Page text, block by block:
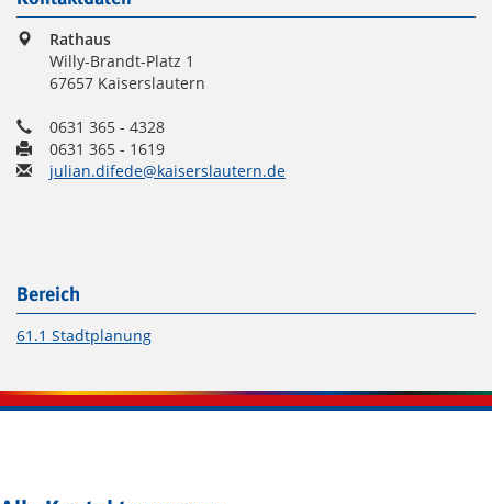
Rathaus
Willy-Brandt-Platz 1
67657 Kaiserslautern
0631 365 - 4328
0631 365 - 1619
julian.difede@kaiserslautern.de
Bereich
61.1 Stadtplanung